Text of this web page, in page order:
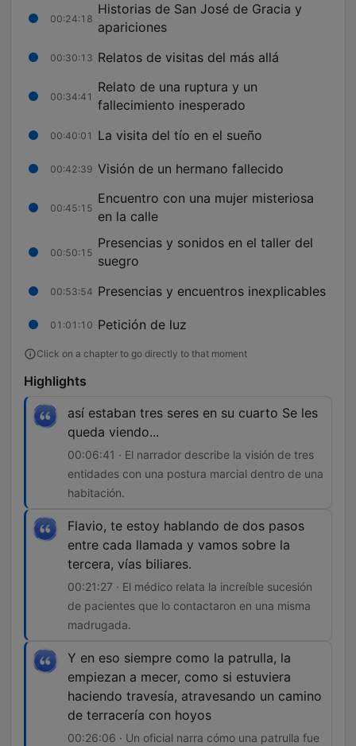
00:24:18
Historias de San José de Gracia y
apariciones
00:30:13 Relatos de visitas del más allá
00:34:41
Relato de una ruptura y un
fallecimiento inesperado
00:40:01 La visita del tío en el sueño
00:42:39 Visión de un hermano fallecido
00:45:15
Encuentro con una mujer misteriosa
en la calle
00:50:15
Presencias y sonidos en el taller del
suegro
00:53:54 Presencias y encuentros inexplicables
01:01:10 Petición de luz
Click on a chapter to go directly to that moment
Highlights
así estaban tres seres en su cuarto Se les
queda viendo...
00:06:41 · El narrador describe la visión de tres
entidades con una postura marcial dentro de una
habitación.
Flavio, te estoy hablando de dos pasos
entre cada llamada y vamos sobre la
tercera, vías biliares.
00:21:27 · El médico relata la increíble sucesión
de pacientes que lo contactaron en una misma
madrugada.
Y en eso siempre como la patrulla, la
empiezan a mecer, como si estuviera
haciendo travesía, atravesando un camino
de terracería con hoyos
00:26:06 · Un oficial narra cómo una patrulla fue